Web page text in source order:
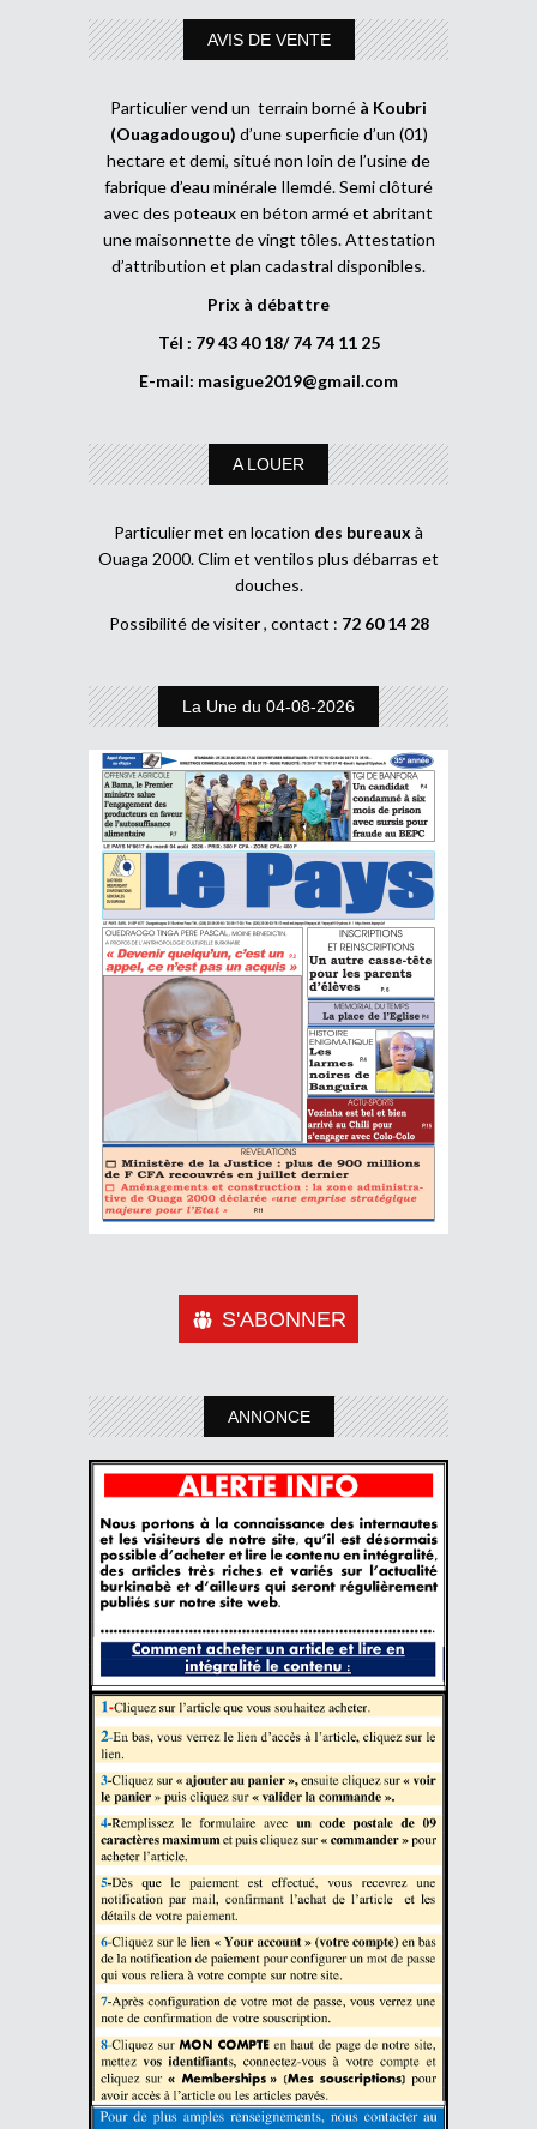
AVIS DE VENTE
Particulier vend un terrain borné à Koubri
(Ouagadougou) d’une superficie d’un (01)
hectare et demi, situé non loin de l’usine de
fabrique d’eau minérale Ilemdé. Semi clôturé
avec des poteaux en béton armé et abritant
une maisonnette de vingt tôles. Attestation
d’attribution et plan cadastral disponibles.
Prix à débattre
Tél : 79 43 40 18/ 74 74 11 25
E-mail: masigue2019@gmail.com
A LOUER
Particulier met en location des bureaux à
Ouaga 2000. Clim et ventilos plus débarras et
douches.
Possibilité de visiter , contact : 72 60 14 28
La Une du 04-08-2026
S'ABONNER
ANNONCE